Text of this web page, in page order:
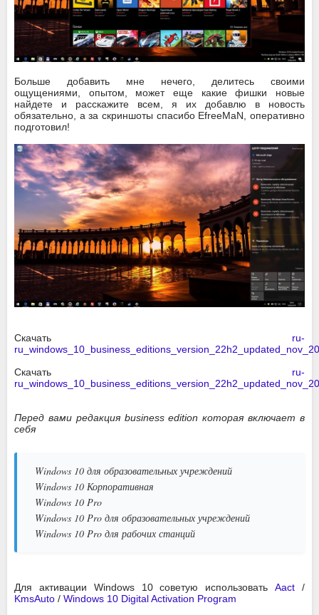
Больше добавить мне нечего, делитесь своими
ощущениями, опытом, может еще какие фишки новые
найдете и расскажите всем, я их добавлю в новость
обязательно, а за скриншоты спасибо EfreeMaN, оперативно
подготовил!
Скачать ru-
Скачать ru-
Перед вами редакция business edition которая включает в
себя
Windows 10 для образовательных учреждений
Windows 10 Корпоративная
Windows 10 Pro
Windows 10 Pro для образовательных учреждений
Windows 10 Pro для рабочих станций
Для активации Windows 10 советую использоватьAact /
KmsAuto / Windows 10 Digital Activation Program